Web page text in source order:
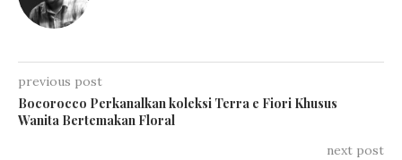
previous post
Bocorocco Perkanalkan koleksi Terra e Fiori Khusus
Wanita Bertemakan Floral
next post